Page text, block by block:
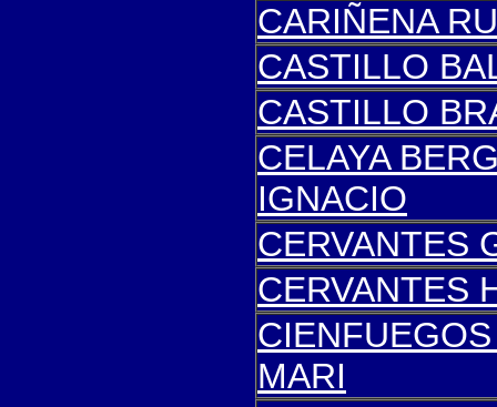
CARIÑENA
CASTILLO
CASTILLO
CELAYA
IGNACIO
CERVANTES
CERVANTES
MARI